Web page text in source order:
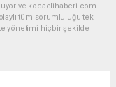
ve kocaelihaberi.com
tüm sorumluluğu tek
yönetimi hiçbir şekilde